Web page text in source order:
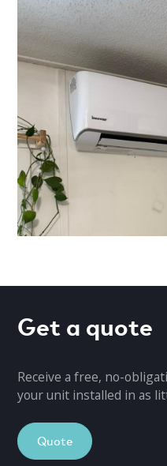
Get a quote
Receive a free, no-
your unit installed in as
Quote